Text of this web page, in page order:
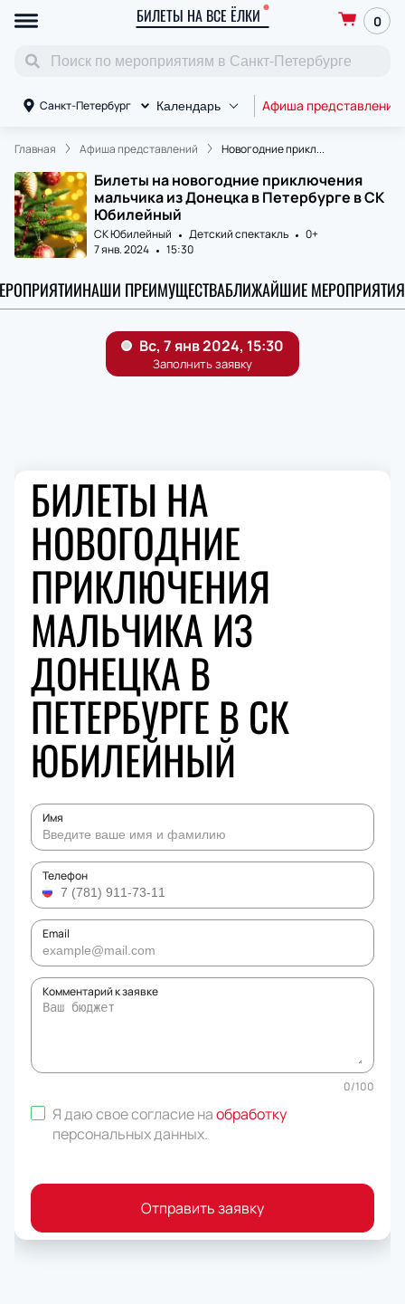
БИЛЕТЫ НА ВСЕ ЁЛКИ 0
Санкт-Петербург Календарь Афиша представлений
Главная Афиша представлений Новогодние прикл...
Билеты на новогодние приключения
мальчика из Донецка в Петербурге в СК
Юбилейный
СК Юбилейный Детский спектакль
0+
7 янв. 2024
15:30
НАШИ ПРЕИМУЩЕСТВАБЛИЖАЙШИЕ МЕРОПРИЯТИЯ
БИЛЕТЫ НА
НОВОГОДНИЕ
ПРИКЛЮЧЕНИЯ
МАЛЬЧИКА ИЗ
ДОНЕЦКА В
ПЕТЕРБУРГЕ В СК
ЮБИЛЕЙНЫЙ
Имя
Телефон
Email
Комментарий к заявке
0/100
Я даю свое согласие наобработку
персональных данных.
Отправить заявку